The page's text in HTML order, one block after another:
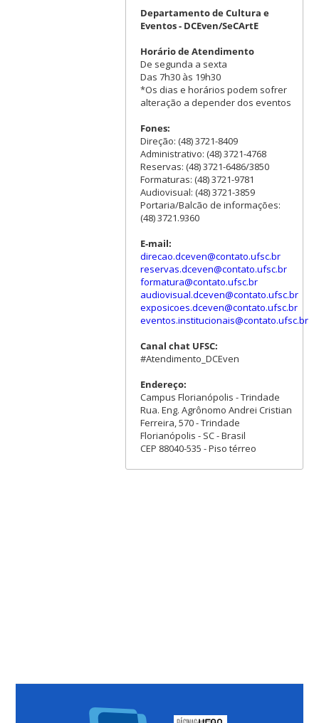
Departamento de Cultura e
Eventos - DCEven/SeCArtE
Horário de Atendimento
De segunda a sexta
Das 7h30 às 19h30
*Os dias e horários podem sofrer
alteração a depender dos eventos
Fones:
Direção: (48) 3721-8409
Administrativo: (48) 3721-4768
Reservas: (48) 3721-6486/3850
Formaturas: (48) 3721-9781
Audiovisual: (48) 3721-3859
Portaria/Balcão de informações:
(48) 3721.9360
E-mail:
direcao.dceven@contato.ufsc.br
reservas.dceven@contato.ufsc.br
formatura@contato.ufsc.br
audiovisual.dceven@contato.ufsc.br
exposicoes.dceven@contato.ufsc.br
eventos.institucionais@contato.ufsc.br
Canal chat UFSC:
#Atendimento_DCEven
Endereço:
Campus Florianópolis - Trindade
Rua. Eng. Agrônomo Andrei Cristian
Ferreira, 570 - Trindade
Florianópolis - SC - Brasil
CEP 88040-535 - Piso térreo